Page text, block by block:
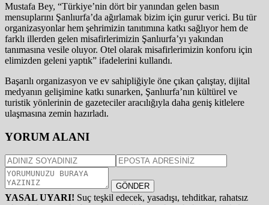
Mustafa Bey, “Türkiye’nin dört bir yanından gelen basın
mensuplarını Şanlıurfa’da ağırlamak bizim için gurur verici. Bu tür
organizasyonlar hem şehrimizin tanıtımına katkı sağlıyor hem de
farklı illerden gelen misafirlerimizin Şanlıurfa’yı yakından
tanımasına vesile oluyor. Otel olarak misafirlerimizin konforu için
elimizden geleni yaptık” ifadelerini kullandı.
Başarılı organizasyon ve ev sahipliğiyle öne çıkan çalıştay, dijital
medyanın gelişimine katkı sunarken, Şanlıurfa’nın kültürel ve
turistik yönlerinin de gazeteciler aracılığıyla daha geniş kitlelere
ulaşmasına zemin hazırladı.
YORUM ALANI
GÖNDER
YASAL UYARI! Suç teşkil edecek, yasadışı, tehditkar, rahatsız